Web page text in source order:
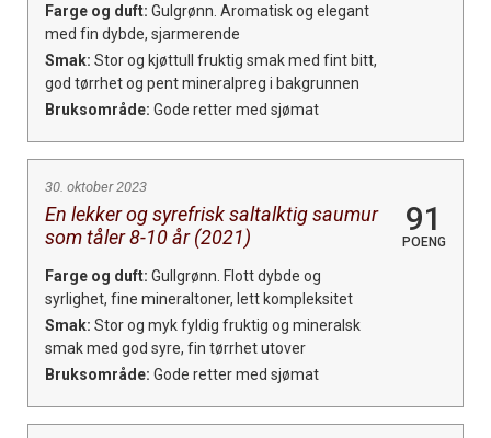
Farge og duft: Gulgrønn. Aromatisk og elegant
med fin dybde, sjarmerende
Smak: Stor og kjøttull fruktig smak med fint bitt,
god tørrhet og pent mineralpreg i bakgrunnen
Bruksområde: Gode retter med sjømat
30. oktober 2023
En lekker og syrefrisk saltalktig saumur
som tåler 8-10 år (2021)
91
POENG
Farge og duft: Gullgrønn. Flott dybde og
syrlighet, fine mineraltoner, lett kompleksitet
Smak: Stor og myk fyldig fruktig og mineralsk
smak med god syre, fin tørrhet utover
Bruksområde: Gode retter med sjømat